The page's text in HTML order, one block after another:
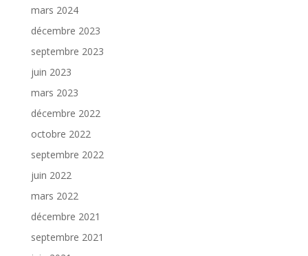
mars 2024
décembre 2023
septembre 2023
juin 2023
mars 2023
décembre 2022
octobre 2022
septembre 2022
juin 2022
mars 2022
décembre 2021
septembre 2021